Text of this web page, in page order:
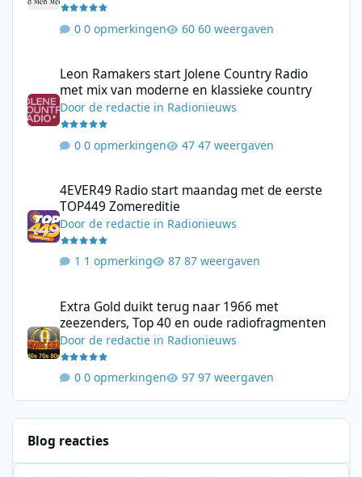
0 opmerkingen 60 weergaven
Leon Ramakers start Jolene Country Radio
met mix van moderne en klassieke country
Doorde redactie in Radionieuws
0 opmerkingen 47 weergaven
4EVER49 Radio start maandag met de eerste
TOP449 Zomereditie
Doorde redactie in Radionieuws
1 opmerking 87 weergaven
Extra Gold duikt terug naar 1966 met
zeezenders, Top 40 en oude radiofragmenten
Doorde redactie in Radionieuws
0 opmerkingen 97 weergaven
Blog reacties